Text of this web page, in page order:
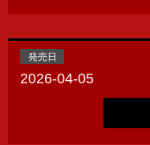
発売日
2026-04-05